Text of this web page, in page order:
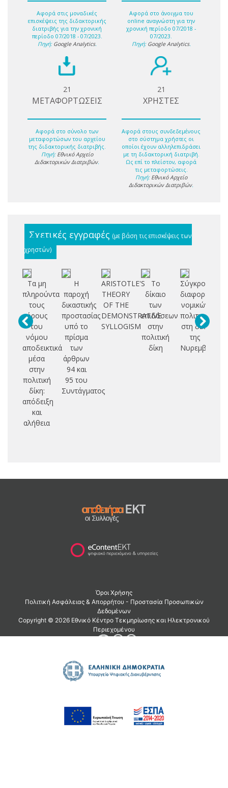
Αφορά στις μοναδικές
επισκέψεις της διδακτορικής
διατριβής για την χρονική
περίοδο 07/2018 - 07/2023.
Πηγή: Google Analytics.
Αφορά στο άνοιγμα του
online αναγνώστη για την
χρονική περίοδο 07/2018 -
07/2023.
Πηγή: Google Analytics.
21
ΜΕΤΑΦΟΡΤΩΣΕΙΣ
Αφορά στο σύνολο των
μεταφορτώσων του αρχείου
της διδακτορικής διατριβής.
Πηγή: Εθνικό Αρχείο
Διδακτορικών Διατριβών.
21
ΧΡΗΣΤΕΣ
Αφορά στους συνδεδεμένους
στο σύστημα χρήστες οι
οποίοι έχουν αλληλεπιδράσει
με τη διδακτορική διατριβή.
Ως επί το πλείστον, αφορά
τις μεταφορτώσεις.
Πηγή: Εθνικό Αρχείο
Διδακτορικών Διατριβών.
Σχετικές εγγραφές (με βάση τις επισκέψεις των
χρηστών)
Τα μη
πληρούντα
τους
όρους
του
νόμου
αποδεικτικά
μέσα
στην
πολιτική
δίκη:
απόδειξη
και
αλήθεια
Η
παροχή
δικαστικής
προστασίας
υπό το
πρίσμα
των
άρθρων
94 και
95 του
Συντάγματος
ARISTOTLE'S
THEORY
OF THE
DEMONSTRATIVE
SYLLOGISM
Το
δίκαιο
των
επιδόσεων
στην
πολιτική
δίκη
Σύγκρουση
διαφορετικών
νομικών
πολιτισμών
στη δίκη
της
Νυρεμβέργης